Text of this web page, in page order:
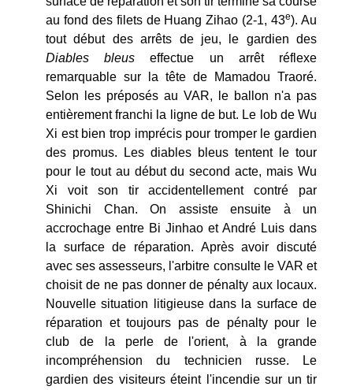
au fond des filets de Huang Zihao (2-1, 43e). Au
tout début des arrêts de jeu, le gardien des
Diables bleuseffectue un arrêt réflexe
remarquable sur la tête de Mamadou Traoré.
Selon les préposés au VAR, le ballon n'a pas
entièrement franchi la ligne de but. Le lob de Wu
Xi est bien trop imprécis pour tromper le gardien
des promus. Les diables bleus tentent le tour
pour le tout au début du second acte, mais Wu
Xi voit son tir accidentellement contré par
Shinichi Chan. On assiste ensuite à un
accrochage entre Bi Jinhao et André Luis dans
la surface de réparation. Après avoir discuté
avec ses assesseurs, l'arbitre consulte le VAR et
choisit de ne pas donner de pénalty aux locaux.
Nouvelle situation litigieuse dans la surface de
réparation et toujours pas de pénalty pour le
club de la perle de l'orient, à la grande
incompréhension du technicien russe. Le
gardien des visiteurs éteint l'incendie sur un tir